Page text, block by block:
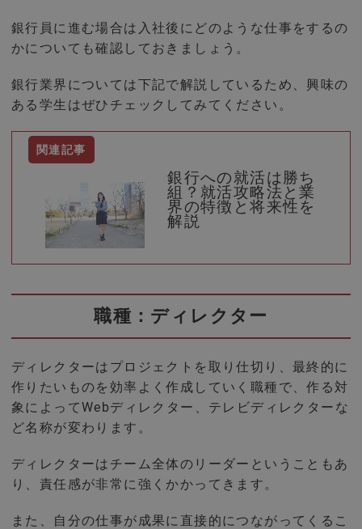
銀行員に進む場合は入社後にどのような仕事をするの
かについても確認しておきましょう。
銀行業界については下記で解説しているため、興味の
ある学生はぜひチェックしてみてください。
銀行への就活は勝ち
組？就活攻略法と業
界の特徴と将来性を
解説
職種：ディレクター
ディレクターはプロジェクトを取り仕切り、最終的に
作りたいものを効率よく作成していく職種で、作る対
象によってWebディレクター、テレビディレクターな
ど名称が変わります。
ディレクターはチーム全体のリーダーということもあ
り、責任感が非常に強くかかってきます。
また、自分の仕事が成果に直接的につながってくるこ